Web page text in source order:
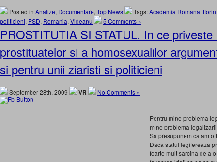
Posted in Analize, Documentare, Top News Tags:Academia Romana,
politicieni, PSD, Romania, Videanu 5 Comments »
PROSTITUTIA SI STATUL. In ce
prostituatelor si a homosexualilor
si pentru unii ziaristi si politicieni
September 28th, 2009 VR No Comments »
Pentru mine problema
mine problema
Sa presupunem ca am o
Daca statul legifereaza
foarte mult sarcina de a